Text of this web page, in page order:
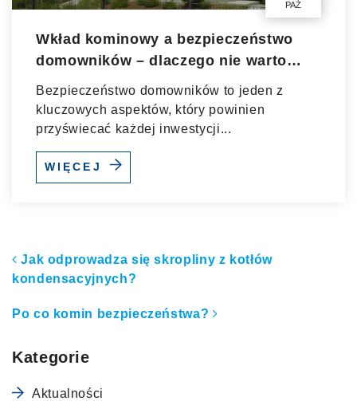
PAŹ
Wkład kominowy a bezpieczeństwo
domowników – dlaczego nie warto
zwlekać z montażem?
Bezpieczeństwo domowników to jeden z
kluczowych aspektów, który powinien
przyświecać każdej inwestycji...
WIĘCEJ
Nawigacja po artykułach
Jak odprowadza się skropliny z kotłów
kondensacyjnych?
Po co komin bezpieczeństwa?
Kategorie
Aktualności